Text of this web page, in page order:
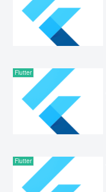
Flutter
Flutter